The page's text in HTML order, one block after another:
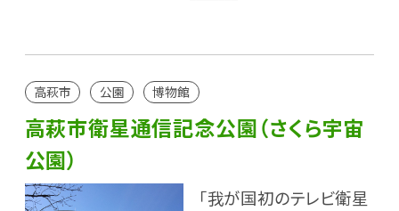
高萩市 公園 博物館
高萩市衛星通信記念公園（さくら宇宙
公園）
「我が国初のテレビ衛星